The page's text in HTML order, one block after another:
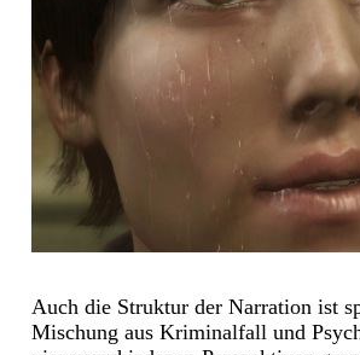
Auch die Struktur der Narration ist
Mischung aus Kriminalfall und